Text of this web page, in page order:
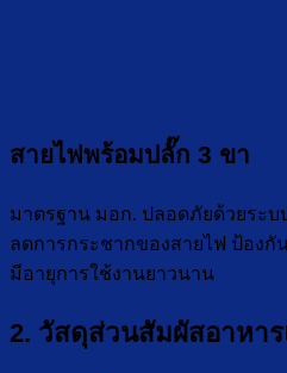
สายไฟพร้อมปลั๊ก 3 ขา
มาตรฐาน มอก. ปลอดภัยด้วยระ
ลดการกระชากของสายไฟ ป้องกั
มีอายุการใช้งานยาวนาน
2. วัสดุส่วนสัมผัสอาหา